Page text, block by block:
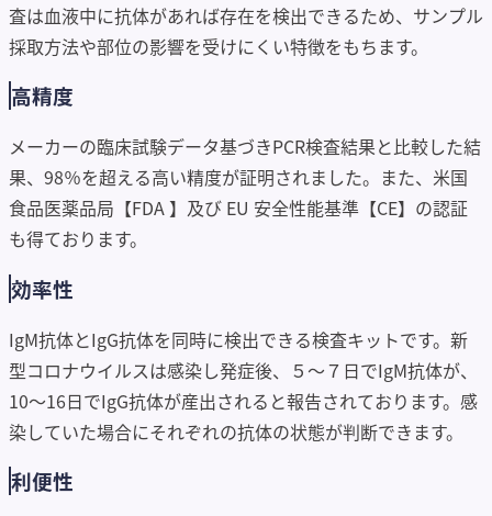
査は血液中に抗体があれば存在を検出できるため、サンプル
採取方法や部位の影響を受けにくい特徴をもちます。
高精度
メーカーの臨床試験データ基づきPCR検査結果と比較した結
果、98％を超える高い精度が証明されました。また、米国
食品医薬品局【FDA 】及び EU 安全性能基準【CE】の認証
も得ております。
効率性
IgM抗体とIgG抗体を同時に検出できる検査キットです。新
型コロナウイルスは感染し発症後、５～７日でIgM抗体が、
10～16日でIgG抗体が産出されると報告されております。感
染していた場合にそれぞれの抗体の状態が判断できます。
利便性